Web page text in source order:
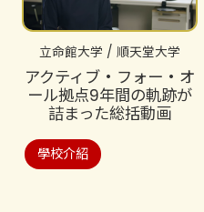
立命館大学 / 順天堂大学
アクティブ・フォー・オ
ール拠点9年間の軌跡が
詰まった総括動画
學校介紹